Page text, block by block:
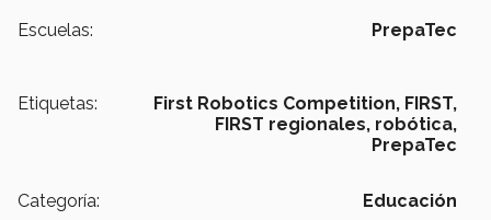
Escuelas: PrepaTec
Etiquetas: First Robotics Competition, FIRST,
FIRST regionales, robótica,
PrepaTec
Categoría: Educación